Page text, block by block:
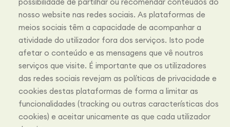
nosso website nas redes sociais. As plataformas de
meios sociais têm a capacidade de acompanhar a
atividade do utilizador fora dos serviços. Isto pode
afetar o conteúdo e as mensagens que vê noutros
serviços que visite. É importante que os utilizadores
das redes sociais revejam as políticas de privacidade e
cookies destas plataformas de forma a limitar as
funcionalidades (tracking ou outras características dos
cookies) e aceitar unicamente as que cada utilizador